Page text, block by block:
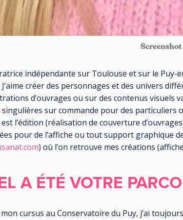
Screenshot
indépendante sur Toulouse et sur le Puy-
J’aime créer des personnages et des univers
d’ouvrages ou sur des contenus visuels
sur commande pour des particuliers
l’édition (réalisation de couverture
pour de l’affiche ou tout support graphique
) où l’on retrouve mes créations
A ÉTÉ VOTRE
cursus au Conservatoire du Puy, j’ai